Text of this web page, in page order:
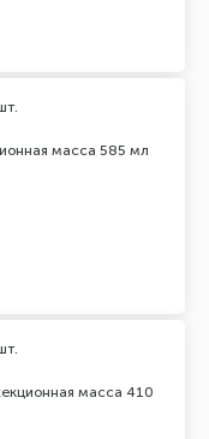
масса 585 мл
масса 410